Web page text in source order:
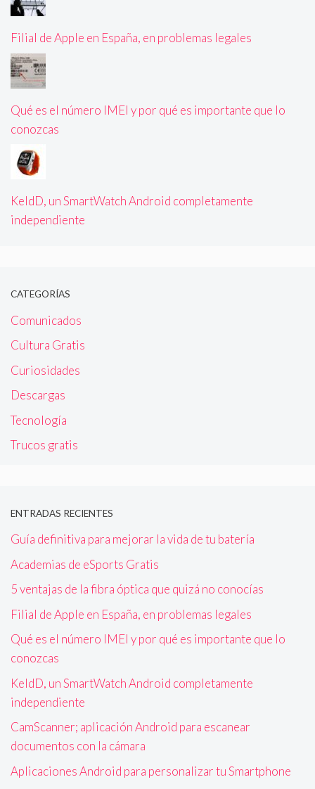
Filial de Apple en España, en problemas legales
Qué es el número IMEI y por qué es importante que lo
conozcas
KeldD, un SmartWatch Android completamente
independiente
CATEGORÍAS
Comunicados
Cultura Gratis
Curiosidades
Descargas
Tecnología
Trucos gratis
ENTRADAS RECIENTES
Guía definitiva para mejorar la vida de tu batería
Academias de eSports Gratis
5 ventajas de la fibra óptica que quizá no conocías
Filial de Apple en España, en problemas legales
Qué es el número IMEI y por qué es importante que lo
conozcas
KeldD, un SmartWatch Android completamente
independiente
CamScanner; aplicación Android para escanear
documentos con la cámara
Aplicaciones Android para personalizar tu Smartphone